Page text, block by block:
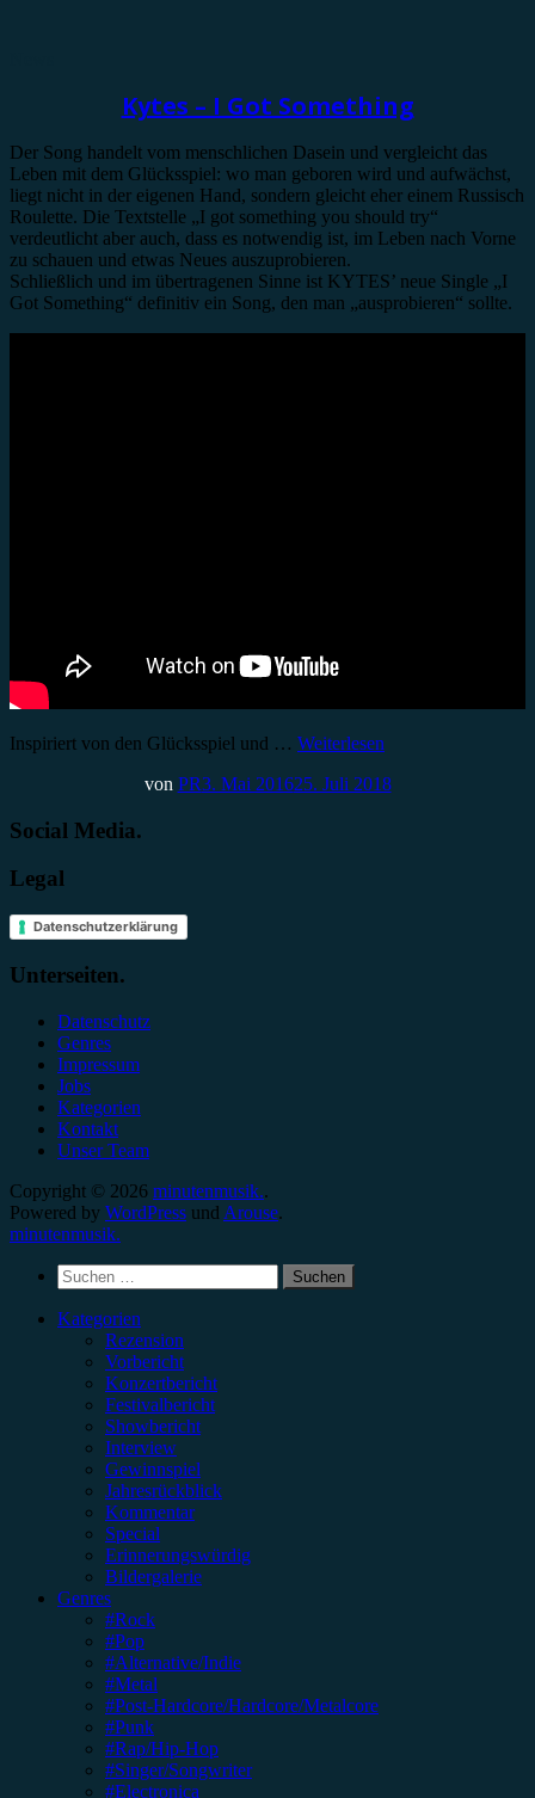
Kytes – I Got Something
Der Song handelt vom menschlichen Dasein und vergleicht das
Leben mit dem Glücksspiel: wo man geboren wird und aufwächst,
liegt nicht in der eigenen Hand, sondern gleicht eher einem Russisch
Roulette. Die Textstelle „I got something you should try“
verdeutlicht aber auch, dass es notwendig ist, im Leben nach Vorne
zu schauen und etwas Neues auszuprobieren.
Schließlich und im übertragenen Sinne ist KYTES’ neue Single „I
Got Something“ definitiv ein Song, den man „ausprobieren“ sollte.
Inspiriert von den Glücksspiel und … Weiterlesen
von PR3. Mai 201625. Juli 2018
Social Media.
Legal
Datenschutzerklärung
Unterseiten.
Datenschutz
Genres
Impressum
Jobs
Kategorien
Kontakt
Unser Team
Copyright © 2026 minutenmusik..
Powered by WordPress und Arouse.
minutenmusik.
Suchen
nach:
Kategorien
Rezension
Vorbericht
Konzertbericht
Festivalbericht
Showbericht
Interview
Gewinnspiel
Jahresrückblick
Kommentar
Special
Erinnerungswürdig
Bildergalerie
Genres
#Rock
#Pop
#Alternative/Indie
#Metal
#Post-Hardcore/Hardcore/Metalcore
#Punk
#Rap/Hip-Hop
#Singer/Songwriter
#Electronica